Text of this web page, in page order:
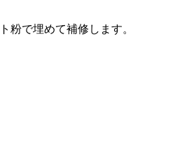
粉で埋めて補修します。